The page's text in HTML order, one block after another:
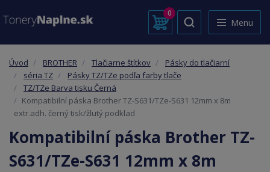
0
Menu
Úvod BROTHER Tlačiarne štítkov
Pásky do tlačiarní
séria TZ
Pásky TZ/TZe podľa farby tlače
TZ/TZe Barva tisku Černá
Kompatibilní páska Brother TZ-S631/TZe-S631 12mm x 8m
extr.adh. černý tisk/žlutý podklad
Kompatibilní páska Brother TZ-
S631/TZe-S631 12mm x 8m